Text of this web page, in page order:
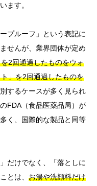
ます。
プルーフ」という表記に
せんが、業界団体が定め
2回通過したものをウォ
」を2回通過したものを
するケースが多く見られ
FDA（食品医薬品局）が
く、国際的な製品と同等
だけでなく、「落としに
とは、 お湯や洗顔料だけ